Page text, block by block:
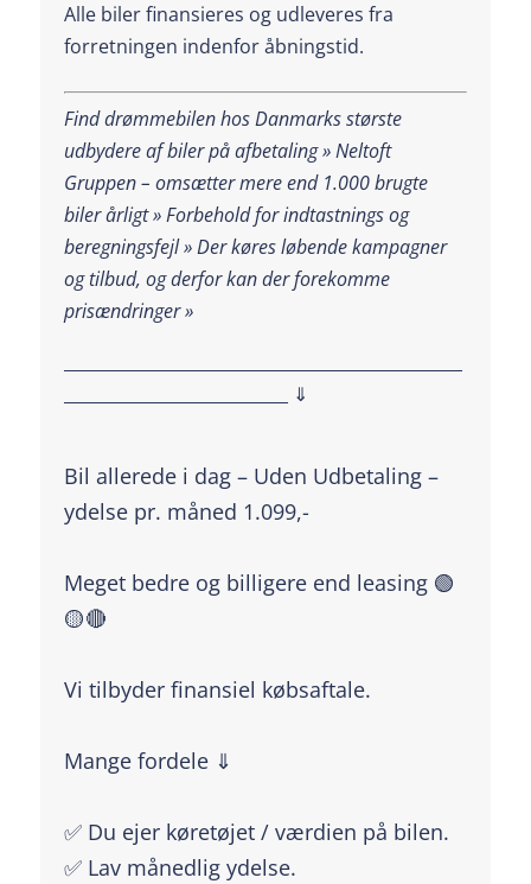
Alle biler finansieres og udleveres fra
forretningen indenfor åbningstid.
Find drømmebilen hos Danmarks største
udbydere af biler på afbetaling » Neltoft
Gruppen – omsætter mere end 1.000 brugte
biler årligt » Forbehold for indtastnings og
beregningsfejl »Der køres løbende kampagner
og tilbud, og derfor kan der forekomme
prisændringer »
___________________________ ⇓
Bil allerede i dag – Uden Udbetaling –
ydelse pr. måned 1.099,-
Meget bedre og billigere end leasing 🟢
🟡🔴
Vi tilbyder finansiel købsaftale.
Mange fordele ⇓
✅ Du ejer køretøjet / værdien på bilen.
✅ Lav månedlig ydelse.